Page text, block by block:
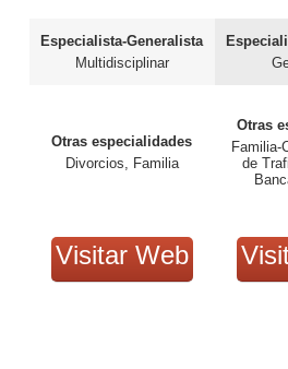
Especialista-Generalista
Multidisciplinar
Otras especialidades
Divorcios, Familia
Visitar Web
Otras
Familia-
de